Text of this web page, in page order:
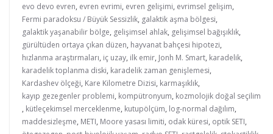
evo devo evren, evren evrimi, evren gelişimi, evrimsel gelişim,
Fermi paradoksu / Büyük Sessizlik, galaktik aşma bölgesi,
galaktik yaşanabilir bölge, gelişimsel ahlak, gelişimsel bağışıklık,
gürültüden ortaya çıkan düzen, hayvanat bahçesi hipotezi,
hızlanma araştırmaları, iç uzay, ilk emir, Jonh M. Smart, karadelik,
karadelik toplanma diski, karadelik zaman genişlemesi,
Kardashev ölçeği, Kare Kilometre Dizisi, karmaşıklık,
kayıp gezegenler problemi, kompütronyum, kozmolojik doğal seçilim
, kütleçekimsel merceklenme, kutupölçüm, log-normal dağılım,
maddesizleşme, METI, Moore yasası limiti, odak küresi, optik SETI,